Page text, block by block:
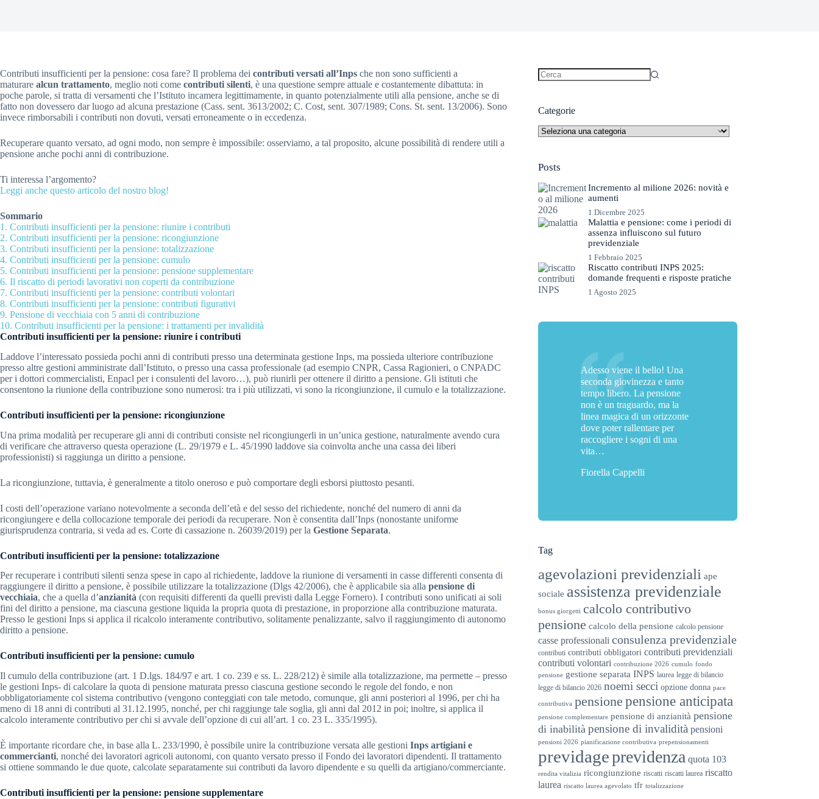
Contributi insufficienti per la pensione: cosa fare? Il problema dei contributi versati all’Inps che non sono sufficienti a
maturare alcun trattamento, meglio noti come contributi silenti, è una questione sempre attuale e costantemente dibattuta: in
poche parole, si tratta di versamenti che l’Istituto incamera legittimamente, in quanto potenzialmente utili alla pensione, anche se di
fatto non dovessero dar luogo ad alcuna prestazione (Cass. sent. 3613/2002; C. Cost, sent. 307/1989; Cons. St. sent. 13/2006). Sono
invece rimborsabili i contributi non dovuti, versati erroneamente o in eccedenza.
Recuperare quanto versato, ad ogni modo, non sempre è impossibile: osserviamo, a tal proposito, alcune possibilità di rendere utili a
pensione anche pochi anni di contribuzione.
Ti interessa l’argomento?
Leggi anche questo articolo del nostro blog!
Sommario
1. Contributi insufficienti per la pensione: riunire i contributi
2. Contributi insufficienti per la pensione: ricongiunzione
3. Contributi insufficienti per la pensione: totalizzazione
4. Contributi insufficienti per la pensione: cumulo
5. Contributi insufficienti per la pensione: pensione supplementare
6. Il riscatto di periodi lavorativi non coperti da contribuzione
7. Contributi insufficienti per la pensione: contributi volontari
8. Contributi insufficienti per la pensione: contributi figurativi
9. Pensione di vecchiaia con 5 anni di contribuzione
10. Contributi insufficienti per la pensione: i trattamenti per invalidità
Contributi insufficienti per la pensione: riunire i contributi
Laddove l’interessato possieda pochi anni di contributi presso una determinata gestione Inps, ma possieda ulteriore contribuzione
presso altre gestioni amministrate dall’Istituto, o presso una cassa professionale (ad esempio CNPR, Cassa Ragionieri, o CNPADC
per i dottori commercialisti, Enpacl per i consulenti del lavoro…), può riunirli per ottenere il diritto a pensione. Gli istituti che
consentono la riunione della contribuzione sono numerosi: tra i più utilizzati, vi sono la ricongiunzione, il cumulo e la totalizzazione.
Contributi insufficienti per la pensione: ricongiunzione
Una prima modalità per recuperare gli anni di contributi consiste nel ricongiungerli in un’unica gestione, naturalmente avendo cura
di verificare che attraverso questa operazione (L. 29/1979 e L. 45/1990 laddove sia coinvolta anche una cassa dei liberi
professionisti) si raggiunga un diritto a pensione.
La ricongiunzione, tuttavia, è generalmente a titolo oneroso e può comportare degli esborsi piuttosto pesanti.
I costi dell’operazione variano notevolmente a seconda dell’età e del sesso del richiedente, nonché del numero di anni da
ricongiungere e della collocazione temporale dei periodi da recuperare. Non è consentita dall’Inps (nonostante uniforme
giurisprudenza contraria, si veda ad es. Corte di cassazione n. 26039/2019) per la Gestione Separata.
Contributi insufficienti per la pensione: totalizzazione
Per recuperare i contributi silenti senza spese in capo al richiedente, laddove la riunione di versamenti in casse differenti consenta di
raggiungere il diritto a pensione, è possibile utilizzare la totalizzazione (Dlgs 42/2006), che è applicabile sia alla pensione di
vecchiaia, che a quella d’anzianità (con requisiti differenti da quelli previsti dalla Legge Fornero). I contributi sono unificati ai soli
fini del diritto a pensione, ma ciascuna gestione liquida la propria quota di prestazione, in proporzione alla contribuzione maturata.
Presso le gestioni Inps si applica il ricalcolo interamente contributivo, solitamente penalizzante, salvo il raggiungimento di autonomo
diritto a pensione.
Contributi insufficienti per la pensione: cumulo
Il cumulo della contribuzione (art. 1 D.lgs. 184/97 e art. 1 co. 239 e ss. L. 228/212) è simile alla totalizzazione, ma permette – presso
le gestioni Inps- di calcolare la quota di pensione maturata presso ciascuna gestione secondo le regole del fondo, e non
obbligatoriamente col sistema contributivo (vengono conteggiati con tale metodo, comunque, gli anni posteriori al 1996, per chi ha
meno di 18 anni di contributi al 31.12.1995, nonché, per chi raggiunge tale soglia, gli anni dal 2012 in poi; inoltre, si applica il
calcolo interamente contributivo per chi si avvale dell’opzione di cui all’art. 1 co. 23 L. 335/1995).
È importante ricordare che, in base alla L. 233/1990, è possibile unire la contribuzione versata alle gestioni Inps artigiani e
commercianti, nonché dei lavoratori agricoli autonomi, con quanto versato presso il Fondo dei lavoratori dipendenti. Il trattamento
si ottiene sommando le due quote, calcolate separatamente sui contributi da lavoro dipendente e su quelli da artigiano/commerciante.
Contributi insufficienti per la pensione: pensione supplementare
Categorie
Categorie
Posts
Incremento al milione 2026: novità e
aumenti
1 Dicembre 2025
Malattia e pensione: come i periodi di
assenza influiscono sul futuro
previdenziale
1 Febbraio 2025
Riscatto contributi INPS 2025:
domande frequenti e risposte pratiche
1 Agosto 2025
Adesso viene il bello! Una
seconda giovinezza e tanto
tempo libero. La pensione
non è un traguardo, ma la
linea magica di un orizzonte
dove poter rallentare per
raccogliere i sogni di una
vita…
Fiorella Cappelli
Tag
agevolazioni previdenziali ape
sociale assistenza previdenziale
bonus giorgetti calcolo contributivo
pensione calcolo della pensione calcolo pensione
casse professionali consulenza previdenziale
contributi contributi obbligatori contributi previdenziali
contributi volontari contribuzione 2026 cumulo fondo
pensione gestione separata INPS laurea legge di bilancio
legge di bilancio 2026 noemi secci opzione donna pace
contributiva pensione pensione anticipata
pensione complementare pensione di anzianità pensione
di inabilità pensione di invalidità pensioni
pensioni 2026 pianificazione contributiva prepensionamenti
previdageprevidenza quota 103
rendita vitalizia ricongiunzione riscatti riscatti laurea riscatto
laurea riscatto laurea agevolato tfr totalizzazione